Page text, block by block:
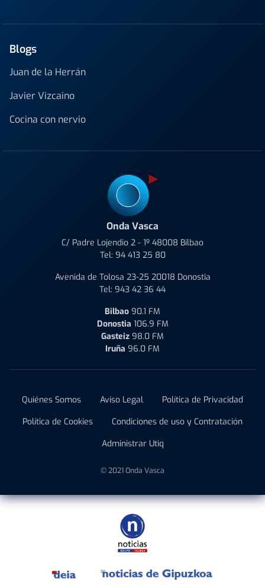
Blogs
Juan de la Herrán
Javier Vizcaino
Cocina con nervio
Onda Vasca
C/ Padre Lojendio 2 - 1º 48008 Bilbao
Tel: 94 413 25 80
Avenida de Tolosa 23-25 20018 Donostia
Tel: 943 42 36 44
Bilbao 90.1 FM
Donostia 106.9 FM
Gasteiz 98.0 FM
Iruña 96.0 FM
Quiénes Somos Aviso Legal
Política de Privacidad
Política de Cookies
Condiciones de uso y Contratación
Administrar Utiq
© 2021 Onda Vasca